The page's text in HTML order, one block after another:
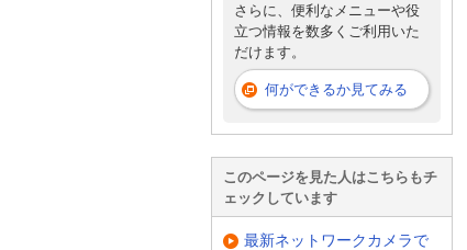
さらに、便利なメニューや役
立つ情報を数多くご利用いた
だけます。
何ができるか見てみる
このページを見た人はこちらもチ
ェックしています
最新ネットワークカメラで